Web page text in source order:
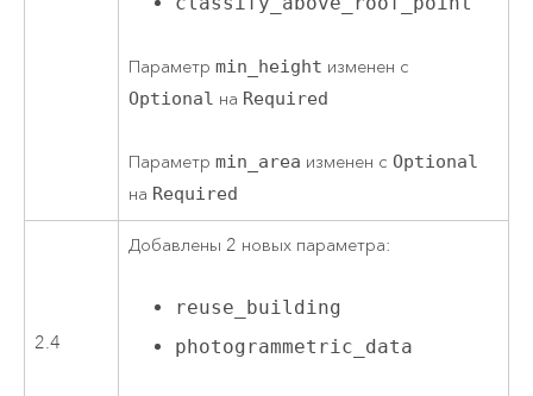
Параметрmin_height изменен с
Optional на Required
Параметрmin_area изменен с Optional
на Required
2.4
Добавлены 2 новых параметра:
reuse_building
photogrammetric_data